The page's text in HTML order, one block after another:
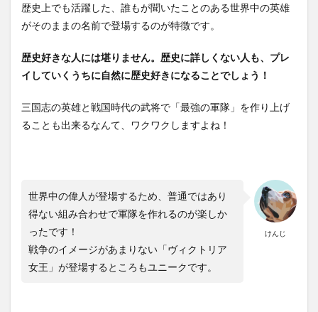
ルも
丁寧
忙し
い人
い
「放
ン以
外に
ンテ
ンツ
が充
実！
歴史上でも活躍した、誰もが聞いたことのある世界中の英雄
がそのままの名前で登場するのが特徴です。
歴史好きな人には堪りません。歴史に詳しくない人も、プレ
イしていくうちに自然に歴史好きになることでしょう！
三国志の英雄と戦国時代の武将で「最強の軍隊」を作り上げ
ることも出来るなんて、ワクワクしますよね！
けんじ
世界中の偉人が登場するため、普通ではあり
得ない組み合わせで軍隊を作れるのが楽しか
ったです！
戦争のイメージがあまりない「ヴィクトリア
女王」が登場するところもユニークです。